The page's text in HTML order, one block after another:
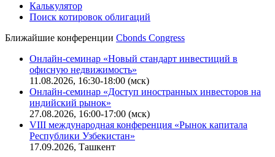
Калькулятор
Поиск котировок облигаций
Ближайшие конференции Cbonds Congress
Онлайн-семинар «Новый стандарт инвестиций в
офисную недвижимость»
11.08.2026, 16:30-18:00 (мск)
Онлайн-семинар «Доступ иностранных инвесторов на
индийский рынок»
27.08.2026, 16:00-17:00 (мск)
VIII международная конференция «Рынок капитала
Республики Узбекистан»
17.09.2026, Ташкент